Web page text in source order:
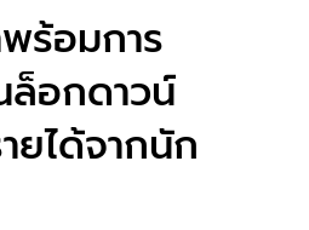
ร้อมการ
ล็อกดาวน์
ยได้จากนัก